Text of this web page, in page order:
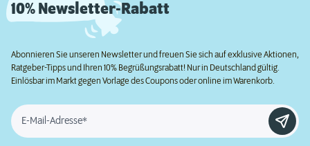
10% Newsletter-Rabatt
Abonnieren Sie unseren Newsletter und freuen Sie sich auf exklusive Aktionen,
Ratgeber-Tipps und Ihren 10% Begrüßungsrabatt! Nur in Deutschland gültig.
Einlösbar im Markt gegen Vorlage des Coupons oder online im Warenkorb.
E-Mail-Adresse*